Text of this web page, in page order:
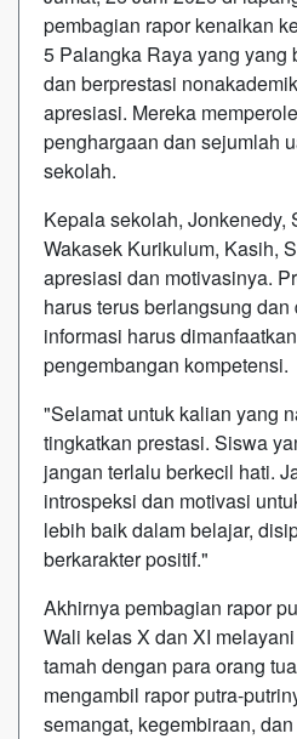
pembagian rapor kenaikan
5 Palangka Raya yang yang
dan berprestasi
apresiasi. Mereka
penghargaan dan sejumlah
sekolah.
Kepala sekolah, Jonkenedy,
Wakasek Kurikulum, Kasih,
apresiasi dan motivasinya.
harus terus berlangsung
informasi harus
pengembangan kompetensi.
"Selamat untuk kalian yang
tingkatkan prestasi. Siswa
jangan terlalu berkecil hati.
introspeksi dan motivasi
lebih baik dalam belajar,
berkarakter positif."
Akhirnya pembagian rapor
Wali kelas X dan XI
tamah dengan para orang
mengambil rapor putra-
semangat, kegembiraan,